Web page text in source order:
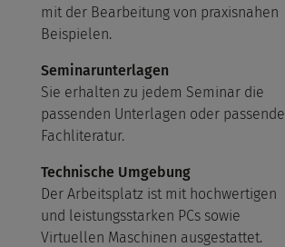
mit der Bearbeitung von praxisnahen
Beispielen.
Seminarunterlagen
Sie erhalten zu jedem Seminar die
passenden Unterlagen oder passende
Fachliteratur.
Technische Umgebung
Der Arbeitsplatz ist mit hochwertigen
und leistungsstarken PCs sowie
Virtuellen Maschinen ausgestattet.